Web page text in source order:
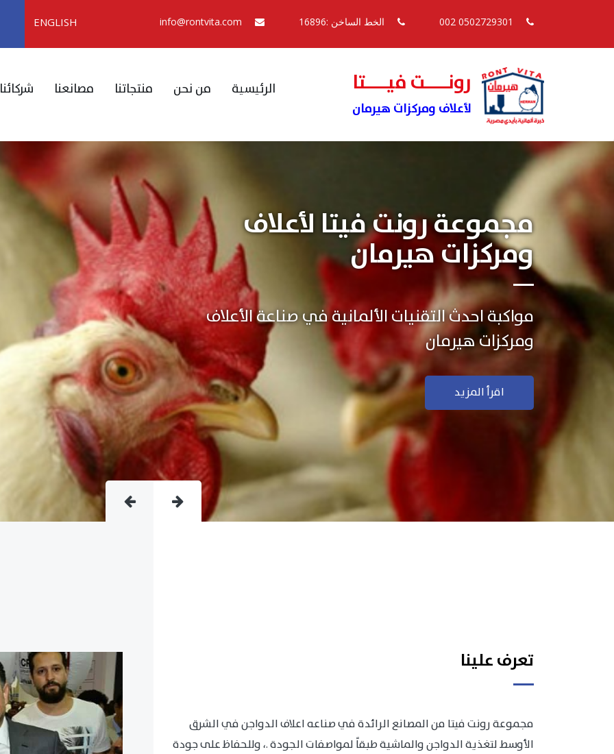
الخط الساخن :16896 ENGLISH
رونــــت فيــــتا
لأعلاف ومركزات هيرمان
الرئيسية من نحن منتجاتنا مصانعنا شركائنا
مجموعة رونت فيتا لأعلاف
ومركزات هيرمان
نستخدم التكنولوجيا الألمانية المتقدمة فى صناعة
منتجاتنا بجودة ودقة عالية
اقرأ المزيد
تعرف علينا
مجموعة رونت فيتا من المصانع الرائدة في صناعه اعلاف الدواجن في الشرق
الأوسط لتغذية الدواجن والماشية طبقاً لمواصفات الجودة .، وللحفاظ على جودة